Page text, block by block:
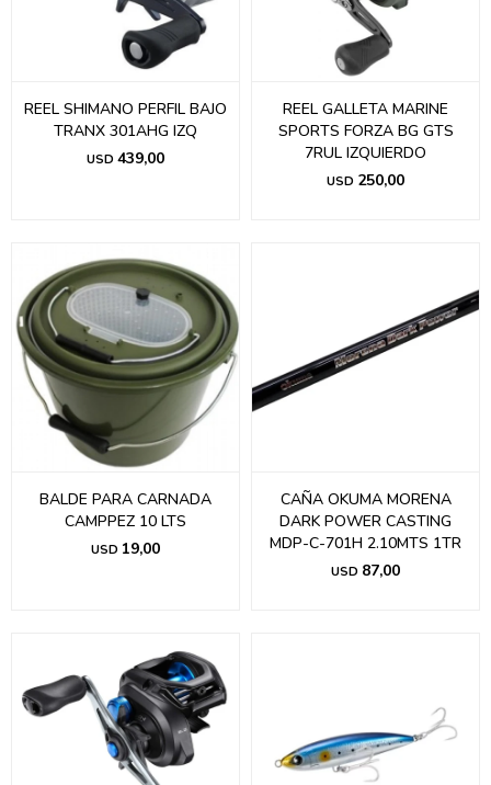
REEL SHIMANO PERFIL BAJO
TRANX 301AHG IZQ
USD 439,00
REEL GALLETA MARINE
SPORTS FORZA BG GTS
7RUL IZQUIERDO
USD 250,00
BALDE PARA CARNADA
CAMPPEZ 10 LTS
USD 19,00
CAÑA OKUMA MORENA
DARK POWER CASTING
MDP-C-701H 2.10MTS 1TR
USD 87,00